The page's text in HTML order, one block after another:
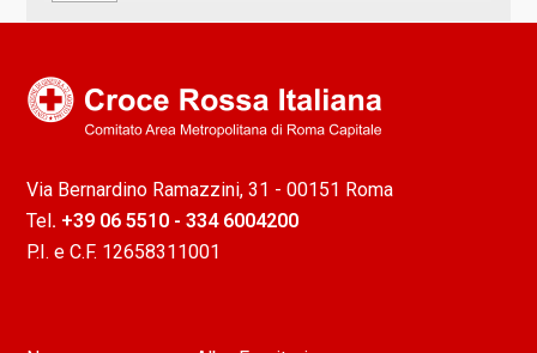
Via Bernardino Ramazzini, 31 - 00151 Roma
Tel. +39 06 5510 - 334 6004200
P.I. e C.F. 12658311001